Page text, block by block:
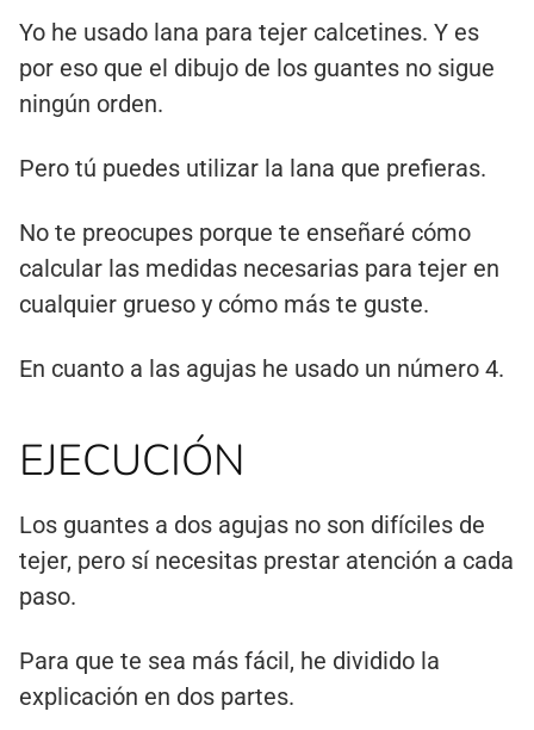
Yo he usado lana para tejer calcetines. Y es
por eso que el dibujo de los guantes no sigue
ningún orden.
Pero tú puedes utilizar la lana que prefieras.
No te preocupes porque te enseñaré cómo
calcular las medidas necesarias para tejer en
cualquier grueso y cómo más te guste.
En cuanto a las agujas he usado un número 4.
EJECUCIÓN
Los guantes a dos agujas no son difíciles de
tejer, pero sí necesitas prestar atención a cada
paso.
Para que te sea más fácil, he dividido la
explicación en dos partes.